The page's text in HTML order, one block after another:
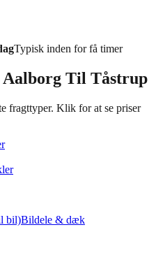
Typisk inden for få timer
Aalborg Til Tåstrup
fragttyper. Klik for at se priser
bil)Bildele & dæk